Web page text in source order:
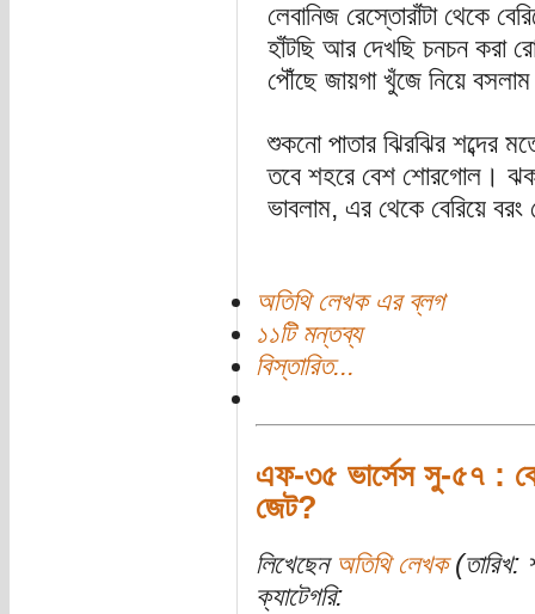
লেবানিজ রেস্তোরাঁটা থেকে
হাঁটছি আর দেখছি চনচন করা
পৌঁছে জায়গা খুঁজে নিয়ে
শুকনো পাতার ঝিরঝির শব্দের
তবে শহরে বেশ শোরগোল।
ভাবলাম, এর থেকে বেরিয়ে
অতিথি লেখক এর ব্লগ
১১টি মন্তব্য
বিস্তারিত...
এফ-৩৫ ভার্সেস সু-৫৭ :
জেট?
লিখেছেন অতিথি লেখক(তারিখ:
ক্যাটেগরি: